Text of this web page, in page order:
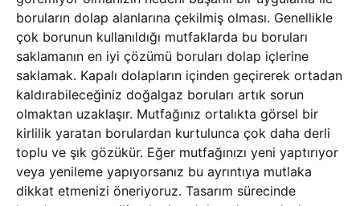
boruların dolap alanlarına çekilmiş olması. Genellikle
çok borunun kullanıldığı mutfaklarda bu boruları
saklamanın en iyi çözümü boruları dolap içlerine
saklamak. Kapalı dolapların içinden geçirerek ortadan
kaldırabileceğiniz doğalgaz boruları artık sorun
olmaktan uzaklaşır. Mutfağınız ortalıkta görsel bir
kirlilik yaratan borulardan kurtulunca çok daha derli
toplu ve şık gözükür. Eğer mutfağınızı yeni yaptırıyor
veya yenileme yapıyorsanız bu ayrıntıya mutlaka
dikkat etmenizi öneriyoruz. Tasarım sürecinde